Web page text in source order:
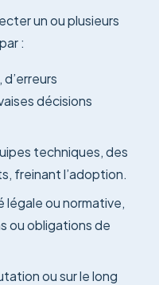
un ou plusieurs
:
, d’erreurs
décisions
techniques, des
freinant l’adoption.
ou normative,
ou obligations de
ou sur le long